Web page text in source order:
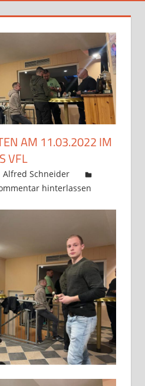
AM 11.03.2022 IM
VFL
Alfred Schneider
hinterlassen